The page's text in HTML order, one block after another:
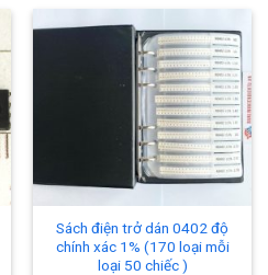
Sách điện trở dán 0402 độ
chính xác 1% (170 loại mỗi
loại 50 chiếc )